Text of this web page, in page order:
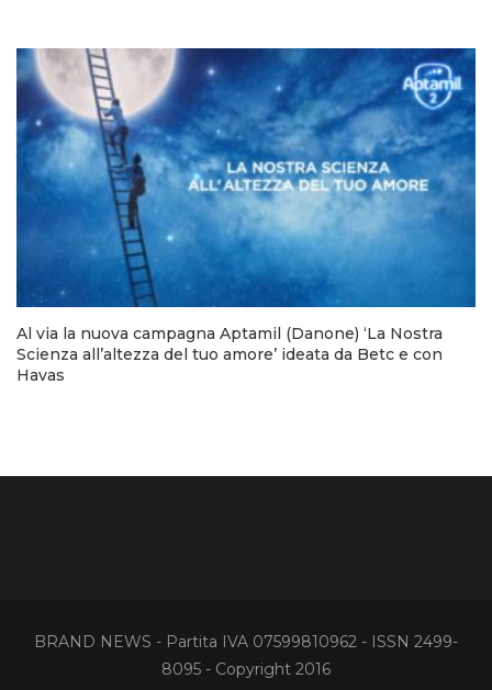
Al via la nuova campagna Aptamil (Danone) ‘La Nostra
Scienza all’altezza del tuo amore’ ideata da Betc e con
Havas
BRAND NEWS - Partita IVA 07599810962 - ISSN 2499-
8095 - Copyright 2016